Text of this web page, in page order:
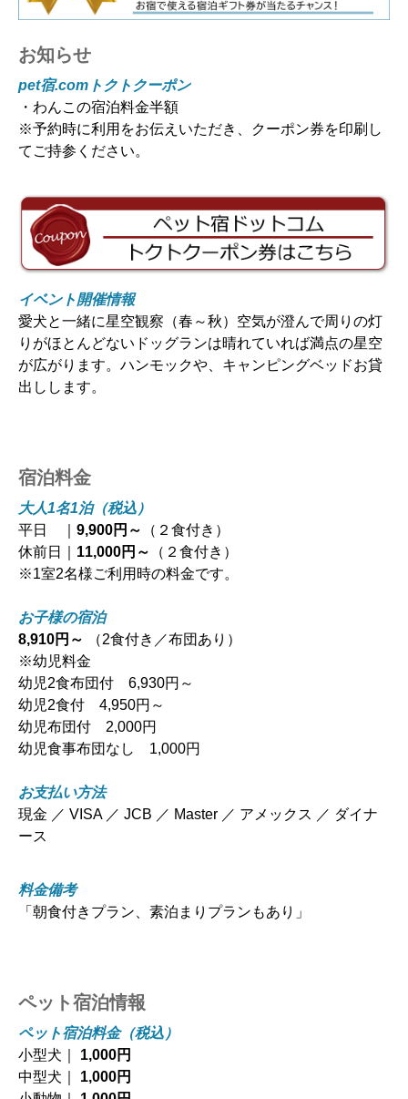
お知らせ
pet宿.comトクトクーポン
・わんこの宿泊料金半額
※予約時に利用をお伝えいただき、クーポン券を印刷し
てご持参ください。
イベント開催情報
愛犬と一緒に星空観察（春～秋）空気が澄んで周りの灯
りがほとんどないドッグランは晴れていれば満点の星空
が広がります。ハンモックや、キャンピングベッドお貸
出しします。
宿泊料金
大人1名1泊（税込）
平日 ｜ 9,900円～
（２食付き）
休前日｜ 11,000円～
（２食付き）
※1室2名様ご利用時の料金です。
お子様の宿泊
8,910円～
（2食付き／布団あり）
※幼児料金
幼児2食布団付 6,930円～
幼児2食付 4,950円～
幼児布団付 2,000円
幼児食事布団なし 1,000円
お支払い方法
現金 ／ VISA ／ JCB ／ Master ／ アメックス ／ ダイナ
ース
料金備考
「朝食付きプラン、素泊まりプランもあり」
ペット宿泊情報
ペット宿泊料金（税込）
小型犬｜ 1,000円
中型犬｜ 1,000円